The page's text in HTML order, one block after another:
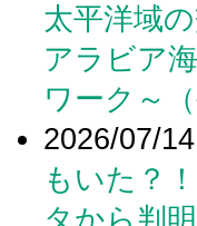
太平洋域
アラビア
ワーク～
2026/07/14
もいた？
タから判